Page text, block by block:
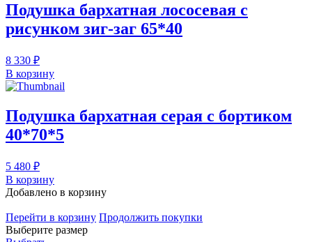
Подушка бархатная лососевая с
рисунком зиг-заг 65*40
8 330 ₽
В корзину
Подушка бархатная серая с бортиком
40*70*5
5 480 ₽
В корзину
Добавлено в корзину
Перейти в корзину Продолжить покупки
Выберите размер